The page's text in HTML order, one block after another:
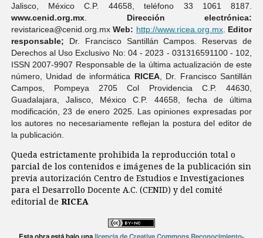
Jalisco, México C.P. 44658, teléfono 33 1061 8187.
www.cenid.org.mx. Dirección electrónica:
revistaricea@cenid.org.mxWeb: http://www.ricea.org.mx. Editor
responsable; Dr. Francisco Santillán Campos. Reservas de
Derechos al Uso Exclusivo No: 04 - 2023 - 031316591100 - 102,
ISSN 2007-9907 Responsable de la última actualización de este
número, Unidad de informática RICEA, Dr. Francisco Santillán
Campos, Pompeya 2705 Col Providencia C.P. 44630,
Guadalajara, Jalisco, México C.P. 44658, fecha de última
modificación, 23 de enero 2025. Las opiniones expresadas por
los autores no necesariamente reflejan la postura del editor de
la publicación.
Queda estrictamente prohibida la reproducción total o
parcial de los contenidos e imágenes de la publicación sin
previa autorización Centro de Estudios e Investigaciones
para el Desarrollo Docente A.C. (CENID) y del comité
editorial de RICEA